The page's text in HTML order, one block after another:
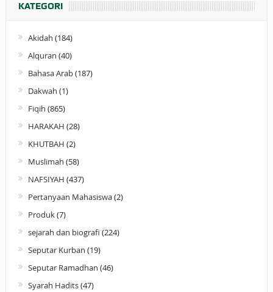
KATEGORI
Akidah (184)
Alquran (40)
Bahasa Arab(187)
Dakwah (1)
Fiqih (865)
HARAKAH (28)
KHUTBAH (2)
Muslimah (58)
NAFSIYAH (437)
Pertanyaan Mahasiswa(2)
Produk(7)
sejarah dan biografi (224)
Seputar Kurban (19)
Seputar Ramadhan (46)
Syarah Hadits(47)